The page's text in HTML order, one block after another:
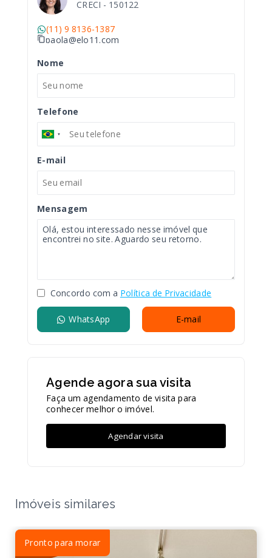
CRECI - 150122
(11) 9 8136-1387
paola@elo11.com
Nome
Telefone
E-mail
Mensagem
Concordo com a Política de Privacidade
WhatsApp E-mail
Agende agora sua visita
Faça um agendamento de visita para
conhecer melhor o imóvel.
Agendar visita
Imóveis similares
Pronto para morar